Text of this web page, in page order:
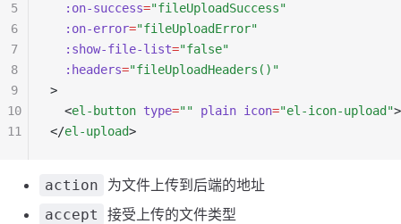
  :on-success
="fileUploadSuccess"
  :on-error
="fileUploadError"
  :show-file-list
="false"
  :headers
="fileUploadHeaders()"
>
  <
el-button type="" plain icon="el-icon-upload"
</el-upload>
5
6
7
8
9
10
11
action 为文件上传到后端的地址
accept 接受上传的文件类型